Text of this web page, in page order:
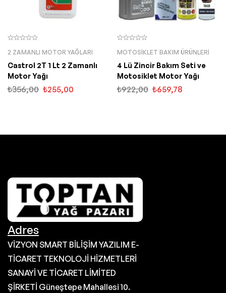
2 ZAMANLI MOTOR YAĞLARI
Castrol 2T 1 Lt 2 Zamanlı
Motor Yağı
₺356,00 ₺255,00
MOTOSIKLET BAKIM ÜRÜNLERI
4 Lü Zincir Bakım Seti ve
Motosiklet Motor Yağı
₺922,00 ₺659,78
Adres
VİZYON SMART BİLİŞİM YAZILIM E-
TİCARET TEKNOLOJİ HİZMETLERİ
SANAYİ VE TİCARET LİMİTED
ŞİRKETİ Güneştepe Mahallesi 10.